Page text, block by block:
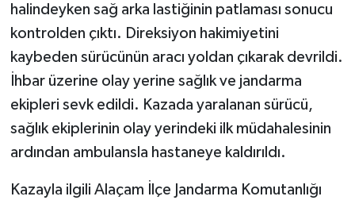
halindeyken sağ arka lastiğinin patlaması sonucu
kontrolden çıktı. Direksiyon hakimiyetini
kaybeden sürücünün aracı yoldan çıkarak devrildi.
İhbar üzerine olay yerine sağlık ve jandarma
ekipleri sevk edildi. Kazada yaralanan sürücü,
sağlık ekiplerinin olay yerindeki ilk müdahalesinin
ardından ambulansla hastaneye kaldırıldı.
Kazayla ilgili Alaçam İlçe Jandarma Komutanlığı